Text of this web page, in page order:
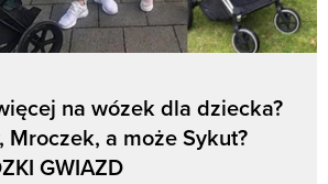
na wózek dla dziecka?
Mroczek, a może Sykut?
GWIAZD